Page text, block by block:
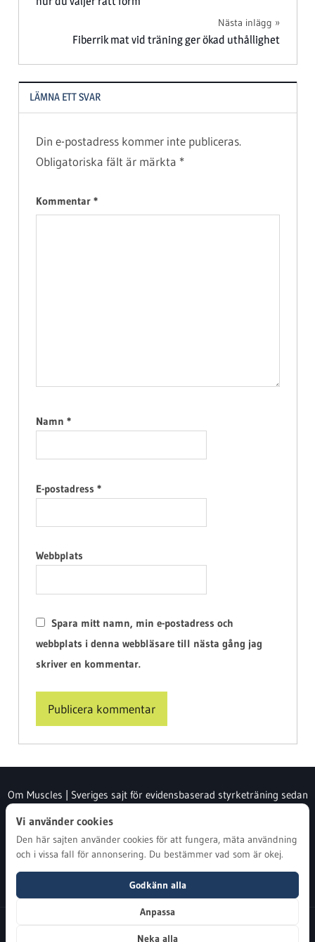
Nästa inlägg
Fiberrik mat vid träning ger ökad uthållighet
LÄMNA ETT SVAR
Din e-postadress kommer inte publiceras.
Obligatoriska fält är märkta *
Kommentar *
Namn *
E-postadress *
Webbplats
Spara mitt namn, min e-postadress och
webbplats i denna webbläsare till nästa gång jag
skriver en kommentar.
Alternative:
Om Muscles | Sveriges sajt för evidensbaserad styrketräning sedan
Integritetspolicy | Muscles
Kontakt | Muscles
Copyright © muscles.se
Vi använder cookies
Den här sajten använder cookies för att fungera, mäta användning
och i vissa fall för annonsering. Du bestämmer vad som är okej.
Neka alla
Anpassa
Godkänn alla